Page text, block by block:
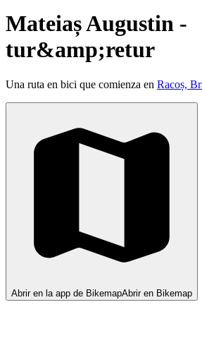
Mateiaș Augustin -
tur&amp;retur
Una ruta en bici que comienza en Racoș,
Abrir en la app de BikemapAbrir en Bikemap